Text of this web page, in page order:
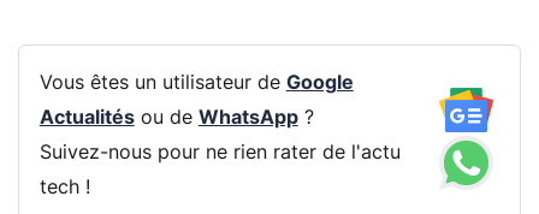
Vous êtes un utilisateur de Google
Actualitésou de WhatsApp?
Suivez-nous pour ne rien rater de l'actu
tech !